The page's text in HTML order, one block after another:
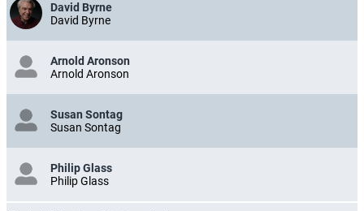
David Byrne
David Byrne
Arnold Aronson
Arnold Aronson
Susan Sontag
Susan Sontag
Philip Glass
Philip Glass